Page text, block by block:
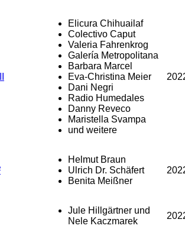
Elicura Chihuailaf
Colectivo Caput
Valeria Fahrenkrog
Galería Metropolitana
Barbara Marcel
Eva-Christina Meier
Dani Negri
Radio Humedales
Danny Reveco
Maristella Svampa
und weitere
Helmut Braun
Ulrich Dr. Schäfert
Benita Meißner
Jule Hillgärtner und
Nele Kaczmarek